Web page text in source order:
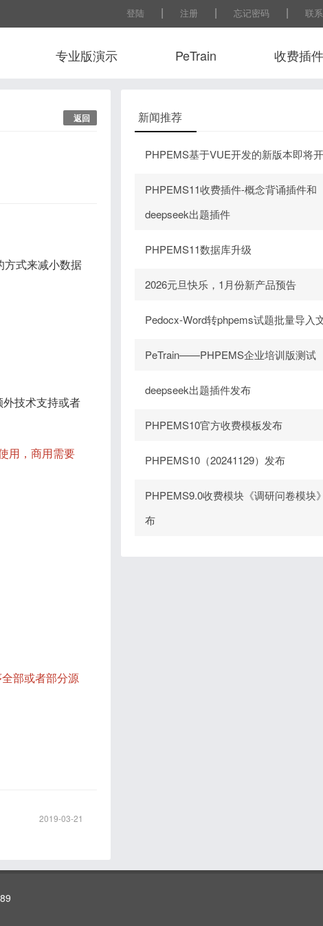
登陆 | 注册 | 忘记密码 | 联
专业版演示 PeTrain 收费插件
返回
方式来减小数据
外技术支持或者
用，商用需要
部或者部分源
2019-03-21
新闻推荐
PHPEMS基于VUE开发的新版本即将
PHPEMS11收费插件-概念背诵插件和
deepseek出题插件
PHPEMS11数据库升级
2026元旦快乐，1月份新产品预告
Pedocx-Word转phpems试题批量导入
PeTrain——PHPEMS企业培训版测试
deepseek出题插件发布
PHPEMS10官方收费模板发布
PHPEMS10（20241129）发布
PHPEMS9.0收费模块《调研问卷模块
布